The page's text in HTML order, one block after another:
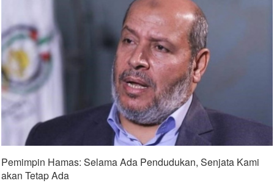
Pemimpin Hamas: Selama Ada Pendudukan, Senjata Kami
akan Tetap Ada